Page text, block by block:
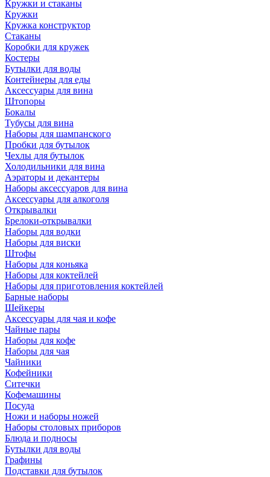
Кружки и стаканы
Кружки
Кружка конструктор
Стаканы
Коробки для кружек
Костеры
Бутылки для воды
Контейнеры для еды
Аксессуары для вина
Штопоры
Бокалы
Тубусы для вина
Наборы для шампанского
Пробки для бутылок
Чехлы для бутылок
Холодильники для вина
Аэраторы и декантеры
Наборы аксессуаров для вина
Аксессуары для алкоголя
Открывалки
Брелоки-открывалки
Наборы для водки
Наборы для виски
Штофы
Наборы для коньяка
Наборы для коктейлей
Наборы для приготовления коктейлей
Барные наборы
Шейкеры
Аксессуары для чая и кофе
Чайные пары
Наборы для кофе
Наборы для чая
Чайники
Кофейники
Ситечки
Кофемашины
Посуда
Ножи и наборы ножей
Наборы столовых приборов
Блюда и подносы
Бутылки для воды
Графины
Подставки для бутылок